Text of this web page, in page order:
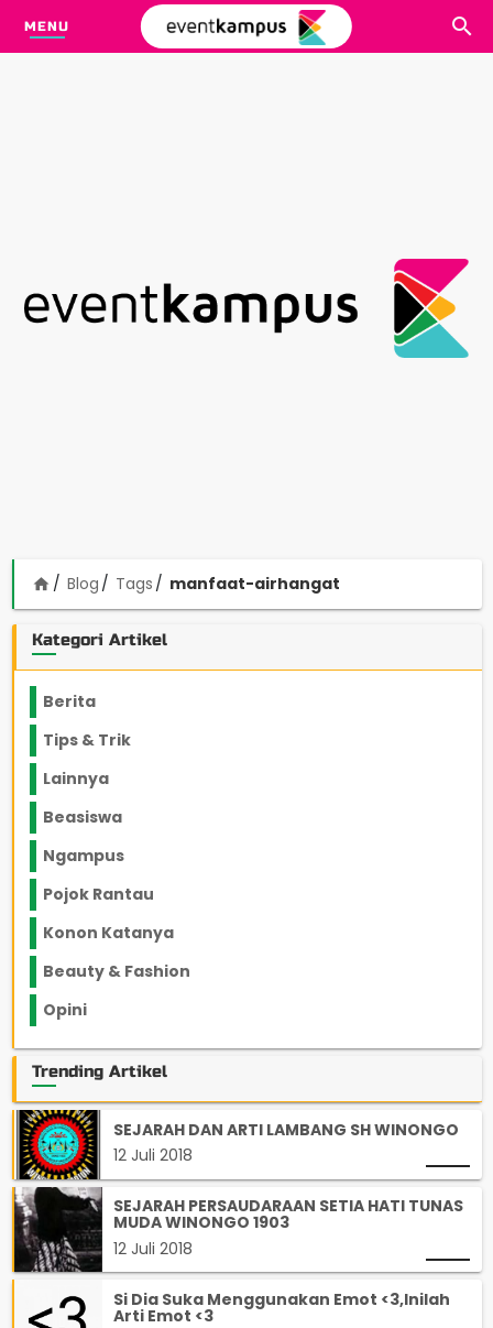
MENU
home Blog Tags manfaat-airhangat
Kategori Artikel
Berita
Tips & Trik
Lainnya
Beasiswa
Ngampus
Pojok Rantau
Konon Katanya
Beauty & Fashion
Opini
Trending Artikel
SEJARAH DAN ARTI LAMBANG SH WINONGO
12 Juli 2018
SEJARAH PERSAUDARAAN SETIA HATI TUNAS
MUDA WINONGO 1903
12 Juli 2018
Si Dia Suka Menggunakan Emot <3,Inilah
Arti Emot <3